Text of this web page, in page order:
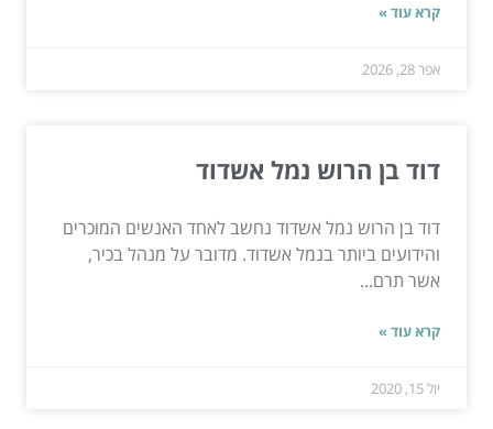
קרא עוד »
אפר 28, 2026
דוד בן הרוש נמל אשדוד
דוד בן הרוש נמל אשדוד נחשב לאחד האנשים המוכרים
והידועים ביותר בנמל אשדוד. מדובר על מנהל בכיר,
אשר תרם...
קרא עוד »
יול 15, 2020